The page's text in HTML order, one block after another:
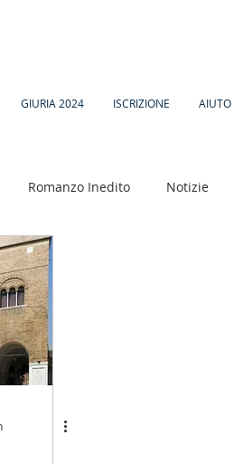
GIURIA 2024 ISCRIZIONE AIUTO
Romanzo Inedito Notizie